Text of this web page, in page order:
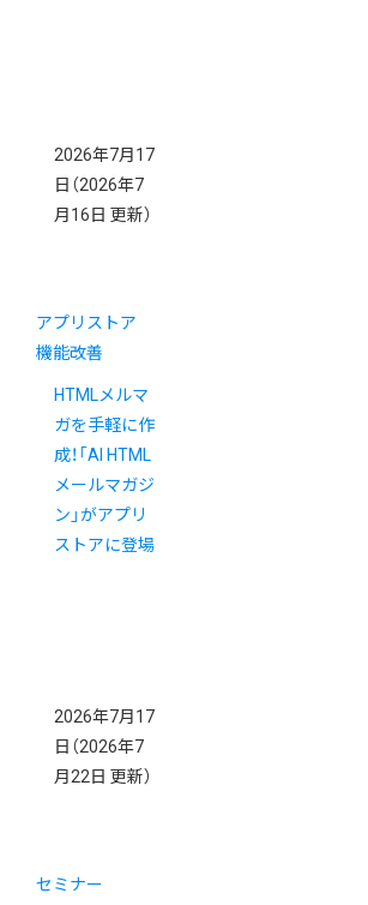
2026年7月17
日 （2026年7
月16日 更新）
アプリストア
機能改善
HTMLメルマ
ガを手軽に作
成！「AI HTML
メールマガジ
ン」がアプリ
ストアに登場
2026年7月17
日 （2026年7
月22日 更新）
セミナー